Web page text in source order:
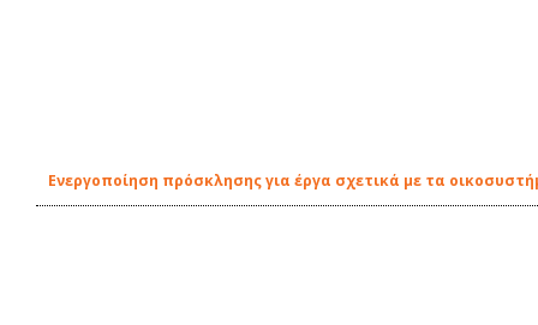
Ενεργοποίηση πρόσκλησης για έργα σχετικά με τα